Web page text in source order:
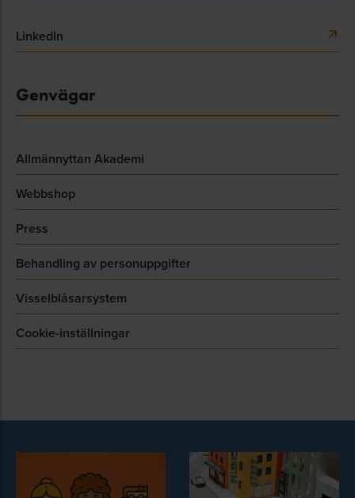
LinkedIn
Genvägar
Allmännyttan Akademi
Webbshop
Press
Behandling av personuppgifter
Visselblåsarsystem
Cookie-inställningar